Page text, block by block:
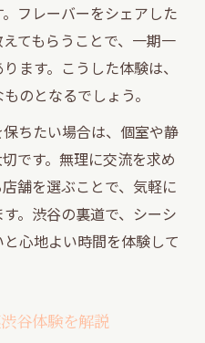
フレーバーをシェアした
てもらうことで、一期一
ます。こうした体験は、
のとなるでしょう。
ちたい場合は、個室や静
です。無理に交流を求め
舗を選ぶことで、気軽に
。渋谷の裏道で、シーシ
心地よい時間を体験して
谷体験を解説